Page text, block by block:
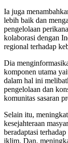
Ia juga
lebih baik dan
pengelolaan
kolaborasi dengan
regional terhadap
Dia
komponen utama
dalam hal ini
pengelolaan dan
komunitas sasaran
Selain itu,
kesejahteraan
beradaptasi
iklim. Dan,